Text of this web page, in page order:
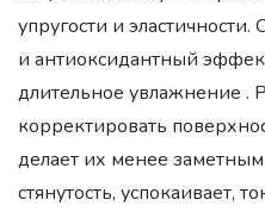
упругости и
и антиоксидантный
длительное увлажнение .
корректировать
делает их менее
стянутость, успокаивает,